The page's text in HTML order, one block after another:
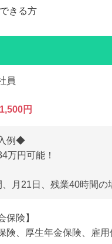
きる方
員
円
例◆
万円可能！
、月21日、残業40時間の
保険】
険、厚生年金保険、雇